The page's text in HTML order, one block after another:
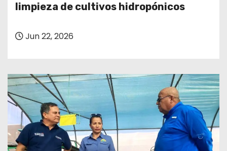
limpieza de cultivos hidropónicos
Jun 22, 2026